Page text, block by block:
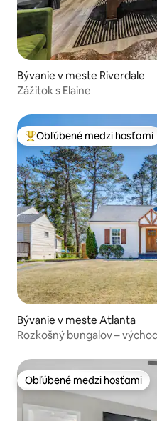
Bývanie v meste Riverdale
Zážitok s Elaine
Najobľúbenejšie medzi
Obľúbené medzi hosťami
Bývanie v meste Atlanta
Rozkošný bungalov –
Obľúbené medzi hosťami
Obľúbené medzi hosťami